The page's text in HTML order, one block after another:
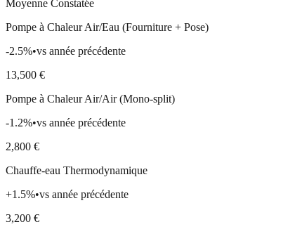
Moyenne Constatée
Pompe à Chaleur Air/Eau (Fourniture + Pose)
-2.5%•vs année précédente
13,500 €
Pompe à Chaleur Air/Air (Mono-split)
-1.2%•vs année précédente
2,800 €
Chauffe-eau Thermodynamique
+1.5%•vs année précédente
3,200 €